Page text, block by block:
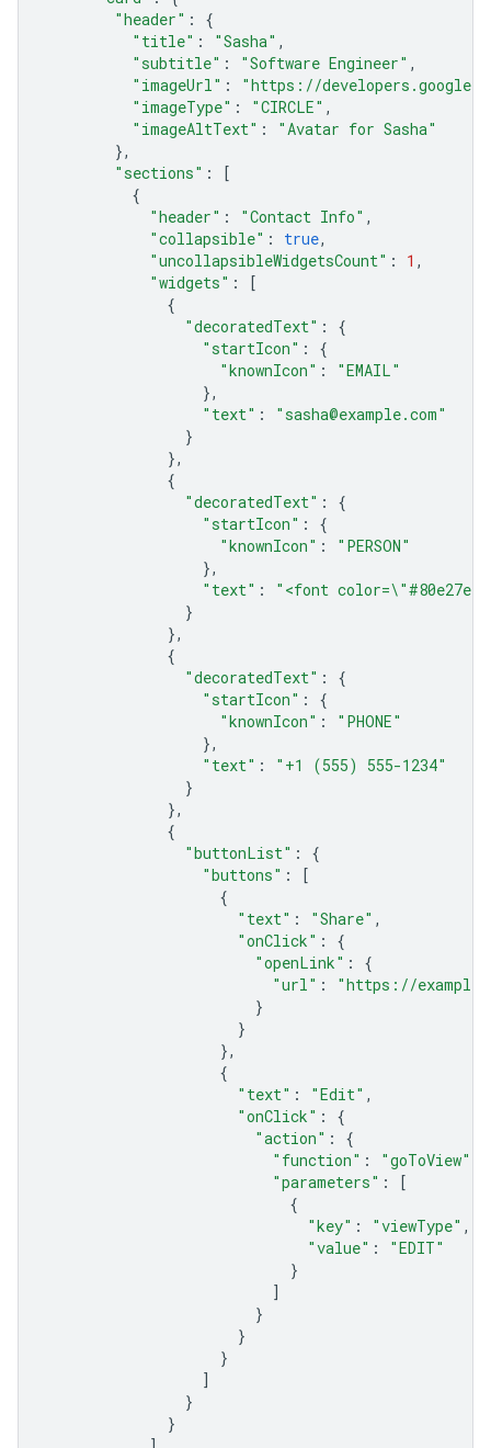
"header" :
{
"title" : "Sasha" ,
"subtitle" : "Software Engineer" ,
"imageUrl" :
"https://
"imageType" : "CIRCLE" ,
"imageAltText" :
"Avatar for Sasha"
},
"sections" :
[
{
"header" : "Contact Info" ,
"collapsible" : true,
"uncollapsibleWidgetsCount" : 1 ,
"widgets" :
[
{
"decoratedText" :
{
"startIcon" :
{
"knownIcon" :
"EMAIL"
},
"text" :
"sasha@example.com"
}
},
{
"decoratedText" :
{
"startIcon" :
{
"knownIcon" :
"PERSON"
},
"text" :
"<font
}
},
{
"decoratedText" :
{
"startIcon" :
{
"knownIcon" :
"PHONE"
},
"text" :
"+1 (555) 555-1234"
}
},
{
"buttonList" :
{
"buttons" :
[
{
"text" : "Share" ,
"onClick" :
{
"openLink" :
{
"url" :
"https://
}
}
},
{
"text" : "Edit" ,
"onClick" :
{
"action" :
{
"function" : "goToView"
"parameters" :
[
{
"key" : "viewType" ,
"value" :
"EDIT"
}
]
}
}
}
]
}
}